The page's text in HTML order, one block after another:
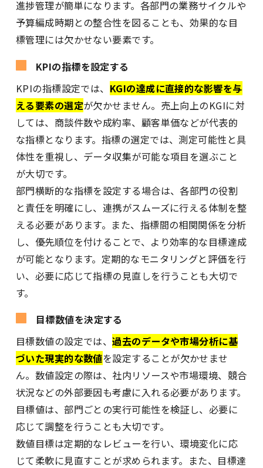
進捗管理が簡単になります。各部門の業務サイクルや
予算編成時期との整合性を図ることも、効果的な目
標管理には欠かせない要素です。
KPIの指標を設定する
KPIの指標設定では、 KGIの達成に直接的な影響を与
える要素の選定が欠かせません。売上向上のKGIに対
しては、商談件数や成約率、顧客単価などが代表的
な指標となります。指標の選定では、測定可能性と具
体性を重視し、データ収集が可能な項目を選ぶこと
が大切です。
部門横断的な指標を設定する場合は、各部門の役割
と責任を明確にし、連携がスムーズに行える体制を整
える必要があります。また、指標間の相関関係を分析
し、優先順位を付けることで、より効率的な目標達成
が可能となります。定期的なモニタリングと評価を行
い、必要に応じて指標の見直しを行うことも大切で
す。
目標数値を決定する
目標数値の設定では、過去のデータや市場分析に基
づいた現実的な数値を設定することが欠かせませ
ん。数値設定の際は、社内リソースや市場環境、競合
状況などの外部要因も考慮に入れる必要があります。
目標値は、部門ごとの実行可能性を検証し、必要に
応じて調整を行うことも大切です。
数値目標は定期的なレビューを行い、環境変化に応
じて柔軟に見直すことが求められます。また、目標達